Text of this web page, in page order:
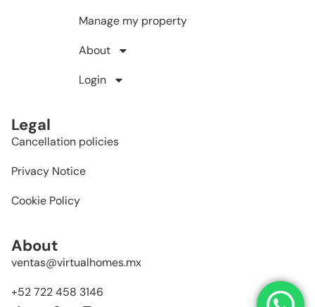
Manage my property
About
Login
Legal
Cancellation policies
Privacy Notice
Cookie Policy
About
ventas@virtualhomes.mx
+52 722 458 3146